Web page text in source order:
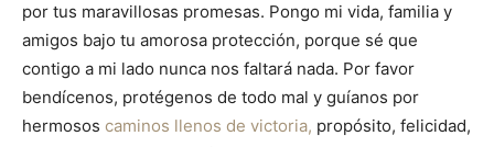
por tus maravillosas promesas. Pongo mi vida, familia y
amigos bajo tu amorosa protección, porque sé que
contigo a mi lado nunca nos faltará nada. Por favor
bendícenos, protégenos de todo mal y guíanos por
hermosos caminos llenos de victoria, propósito, felicidad,